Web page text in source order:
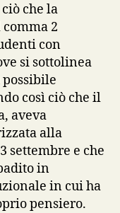
che la
2
con
si sottolinea
così ciò che il
aveva
alla
settembre e che
in
in cui ha
pensiero.